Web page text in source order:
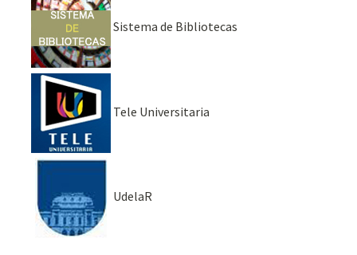
Sistema de Bibliotecas
Tele Universitaria
UdelaR